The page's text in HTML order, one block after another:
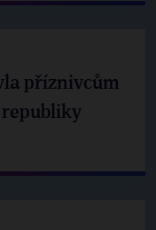
příznivcům